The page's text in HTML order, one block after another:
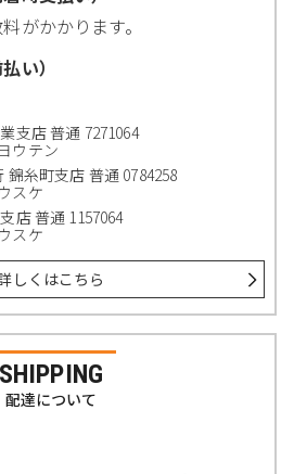
がかかります。
い）
支店 普通 7271064
ウテン
錦糸町支店 普通 0784258
スケ
店 普通 1157064
スケ
しくはこちら
SHIPPING
配達について